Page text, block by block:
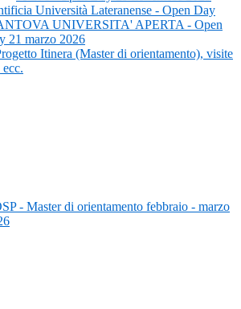
Università Lateranense - Open Day
UNIVERSITA' APERTA - Open
21 marzo 2026
Itinera (Master di orientamento), visite
- Master di orientamento febbraio - marzo